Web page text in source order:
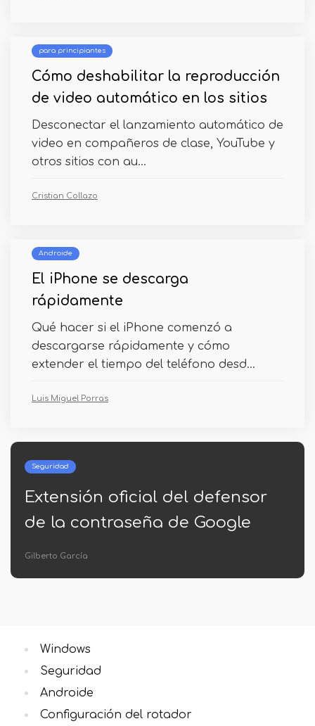
para principiantes
Cómo deshabilitar la reproducción
de video automático en los sitios
Desconectar el lanzamiento automático de
video en compañeros de clase, YouTube y
otros sitios con au...
Cristian Collazo
Androide
El iPhone se descarga
rápidamente
Qué hacer si el iPhone comenzó a
descargarse rápidamente y cómo
extender el tiempo del teléfono desd...
Luis Miguel Porras
Seguridad
Extensión oficial del defensor
de la contraseña de Google
Gilberto García
Windows
Seguridad
Androide
Configuración del rotador